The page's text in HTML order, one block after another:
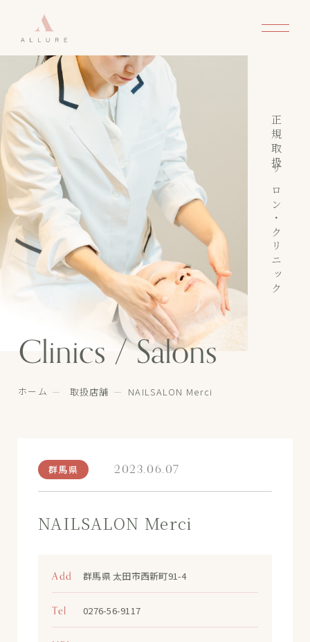
正規取扱サロン・クリニック
Clinics / Salons
ホーム 取扱店舗 NAILSALON Merci
群馬県 2023.06.07
NAILSALON Merci
Add 群馬県 太田市西新町91-4
Tel 0276-56-9117